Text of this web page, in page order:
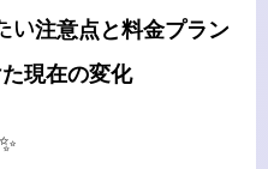
い注意点と料金プラン
現在の変化